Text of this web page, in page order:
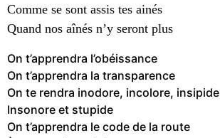
Comme se sont assis tes ainés
Quand nos aînés n’y seront plus
On t’apprendra l’obéissance
On t’apprendra la transparence
On te rendra inodore, incolore, insipide
Insonore et stupide
On t’apprendra le code de la route